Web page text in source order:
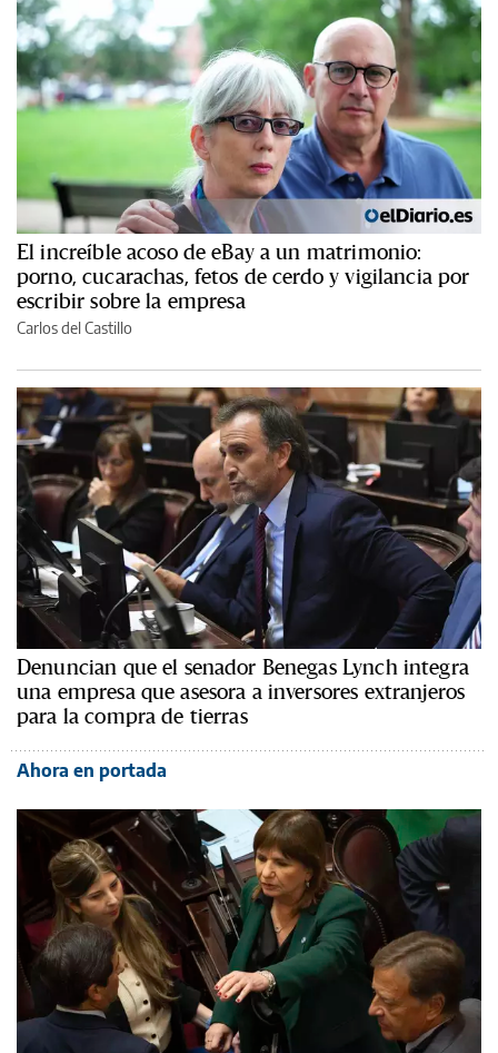
El increíble acoso de eBay a un matrimonio:
porno, cucarachas, fetos de cerdo y vigilancia por
escribir sobre la empresa
Carlos del Castillo
Denuncian que el senador Benegas Lynch integra
una empresa que asesora a inversores extranjeros
para la compra de tierras
Ahora en portada